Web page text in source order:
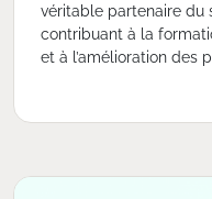
véritable partenaire du
contribuant à la
et à l’amélioration des